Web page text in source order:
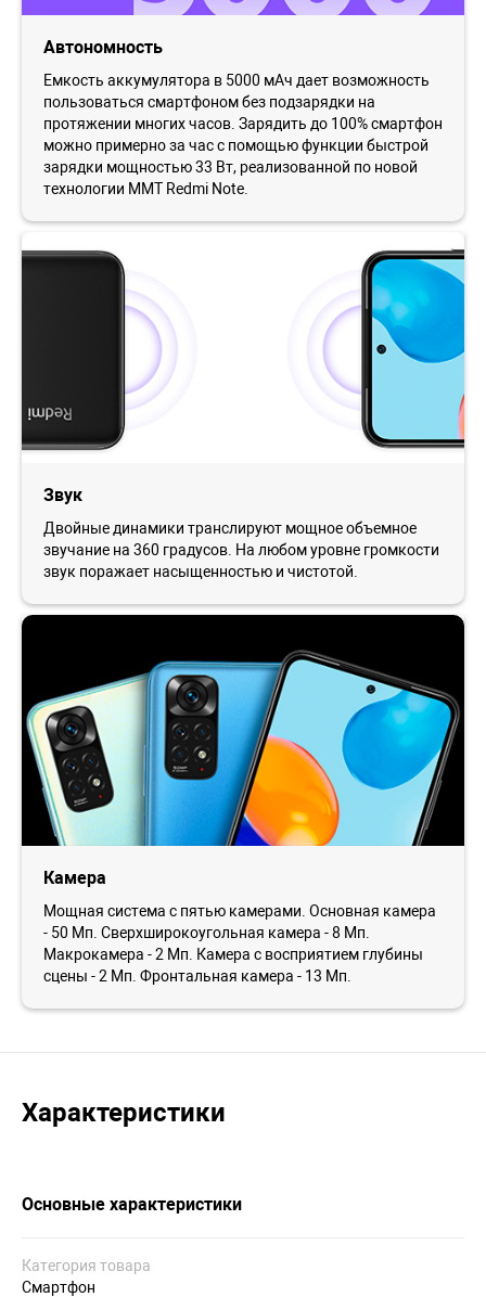
Автономность
Емкость аккумулятора в 5000 мАч дает возможность
пользоваться смартфоном без подзарядки на
протяжении многих часов. Зарядить до 100% смартфон
можно примерно за час с помощью функции быстрой
зарядки мощностью 33 Вт, реализованной по новой
технологии MMT Redmi Note.
Звук
Двойные динамики транслируют мощное объемное
звучание на 360 градусов. На любом уровне громкости
звук поражает насыщенностью и чистотой.
Камера
Мощная система с пятью камерами. Основная камера
- 50 Мп. Сверхширокоугольная камера - 8 Мп.
Макрокамера - 2 Мп. Камера с восприятием глубины
сцены - 2 Мп. Фронтальная камера - 13 Мп.
Характеристики
Основные характеристики
Категория товара
Смартфон